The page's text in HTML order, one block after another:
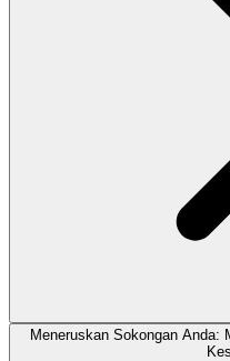
Meneruskan Sokongan Anda: